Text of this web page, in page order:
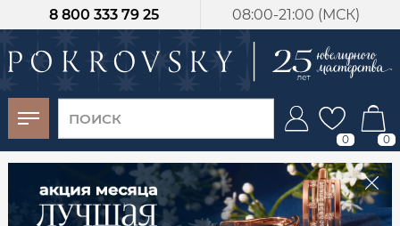
08:00-21:00 (МСК)
8 800 333 79 25
0 0
-30%
от 15 дней с
момента оплаты